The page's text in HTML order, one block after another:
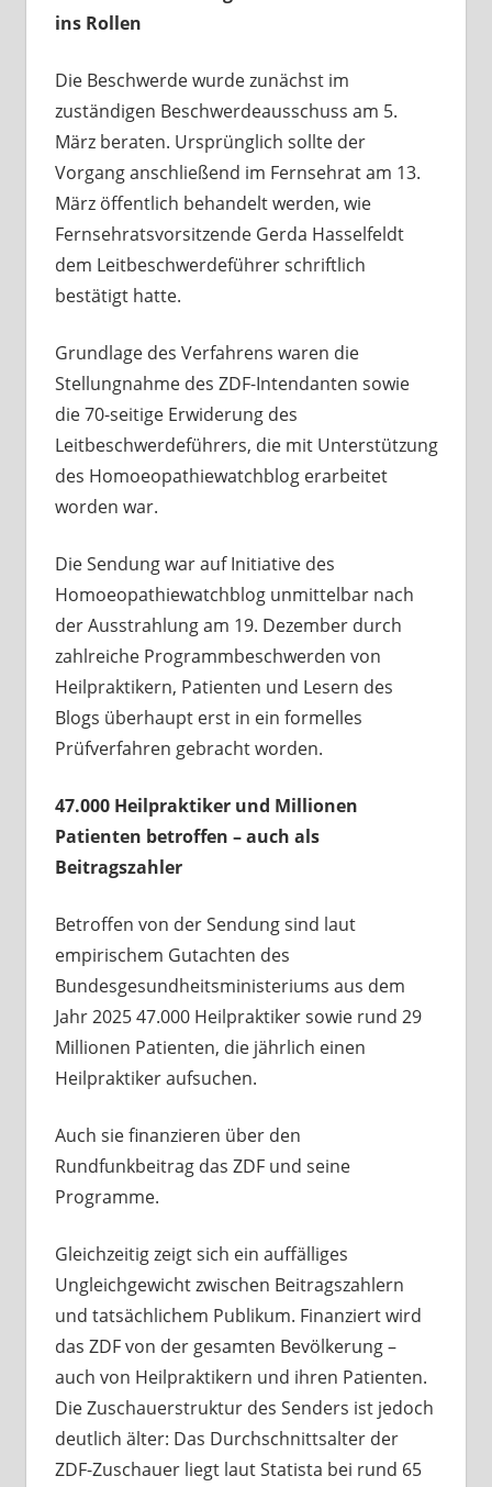
ins Rollen
Die Beschwerde wurde zunächst im
zuständigen Beschwerdeausschuss am 5.
März beraten. Ursprünglich sollte der
Vorgang anschließend im Fernsehrat am 13.
März öffentlich behandelt werden, wie
Fernsehratsvorsitzende Gerda Hasselfeldt
dem Leitbeschwerdeführer schriftlich
bestätigt hatte.
Grundlage des Verfahrens waren die
Stellungnahme des ZDF-Intendanten sowie
die 70-seitige Erwiderung des
Leitbeschwerdeführers, die mit Unterstützung
des Homoeopathiewatchblog erarbeitet
worden war.
Die Sendung war auf Initiative des
Homoeopathiewatchblog unmittelbar nach
der Ausstrahlung am 19. Dezember durch
zahlreiche Programmbeschwerden von
Heilpraktikern, Patienten und Lesern des
Blogs überhaupt erst in ein formelles
Prüfverfahren gebracht worden.
47.000 Heilpraktiker und Millionen
Patienten betroffen – auch als
Beitragszahler
Betroffen von der Sendung sind laut
empirischem Gutachten des
Bundesgesundheitsministeriums aus dem
Jahr 2025 47.000 Heilpraktiker sowie rund 29
Millionen Patienten, die jährlich einen
Heilpraktiker aufsuchen.
Auch sie finanzieren über den
Rundfunkbeitrag das ZDF und seine
Programme.
Gleichzeitig zeigt sich ein auffälliges
Ungleichgewicht zwischen Beitragszahlern
und tatsächlichem Publikum. Finanziert wird
das ZDF von der gesamten Bevölkerung –
auch von Heilpraktikern und ihren Patienten.
Die Zuschauerstruktur des Senders ist jedoch
deutlich älter: Das Durchschnittsalter der
ZDF-Zuschauer liegt laut Statista bei rund 65